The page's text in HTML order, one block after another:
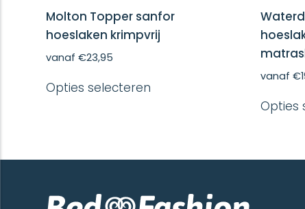
Molton Topper sanfor
hoeslaken krimpvrij
vanaf€23,95
Opties selecteren
optie
worden
vanaf €
Opties